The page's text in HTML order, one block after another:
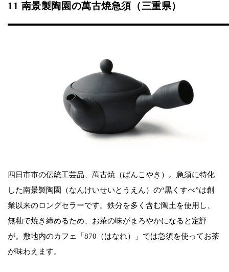
11 南景製陶園の萬古焼急須（三重県）
四日市市の伝統工芸品、萬古焼（ばんこやき）。急須に特化
した南景製陶園（なんけいせいとうえん）の“黒くすべ”は創
業以来のロングセラーです。鉄分を多く含む陶土を使用し、
無釉で焼き締めるため、お茶の味がまろやかになると定評
が。敷地内のカフェ「870（はなれ）」では急須を使ってお茶
が味わえます。